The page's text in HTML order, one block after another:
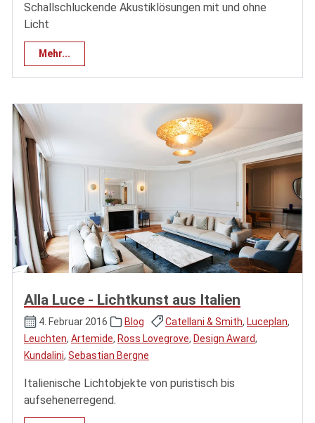
Schallschluckende Akustiklösungen mit und ohne
Licht
Mehr...
Alla Luce - Lichtkunst aus Italien
4. Februar 2016 Blog Catellani & Smith, Luceplan,
Leuchten, Artemide, Ross Lovegrove, Design Award,
Kundalini, Sebastian Bergne
Italienische Lichtobjekte von puristisch bis
aufsehenerregend.